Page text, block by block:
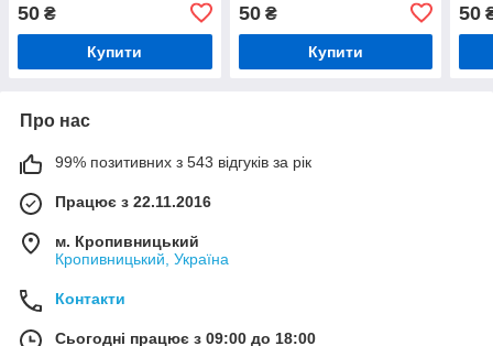
50 ₴
Купити
50₴
Купити
50
Про нас
99% позитивних з 543 відгуків за рік
Працює з 22.11.2016
м. Кропивницький
Кропивницький, Україна
Контакти
Сьогодні працює з 09:00 до 18:00